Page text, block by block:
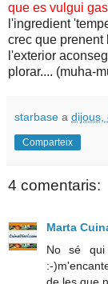
que es vulgui
l'ingredient
crec que prenent
l'exterior
plorar.... (muha-
starbase a dijous,
Comparteix
4 comentaris:
Marta
No sé
:-
de les que